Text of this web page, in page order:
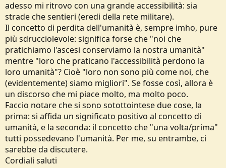
adesso mi ritrovo con una grande accessibilità: sia
strade che sentieri (eredi della rete militare).
Il concetto di perdita dell'umanità è, sempre imho, pure
più sdrucciolevole: significa forse che "noi che
pratichiamo l'ascesi conserviamo la nostra umanità"
mentre "loro che praticano l'accessibilità perdono la
loro umanità"? Cioè "loro non sono più come noi, che
(evidentemente) siamo migliori". Se fosse così, allora è
un discorso che mi piace molto, ma molto poco.
Faccio notare che si sono sotottointese due cose, la
prima: si affida un significato positivo al concetto di
umanità, e la seconda: il concetto che "una volta/prima"
tutti possedevano l'umanità. Per me, su entrambe, ci
sarebbe da discutere.
Cordiali saluti